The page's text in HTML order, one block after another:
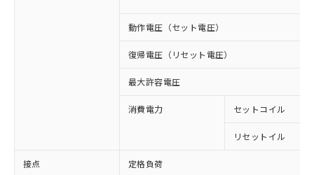
動作電圧（セット電圧）
復帰電圧（リセット電圧）
最大許容電圧
消費電力 セットコイル
リセットイル
接点 定格負荷